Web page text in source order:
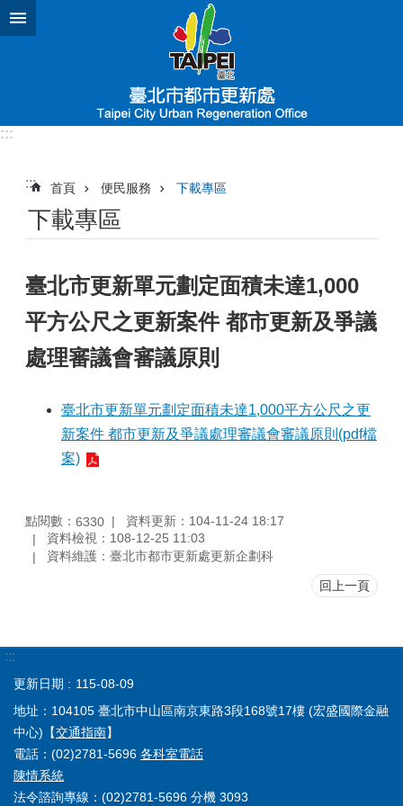
跳到主要內容區塊
:::
::: 首頁 便民服務 下載專區
下載專區
臺北市更新單元劃定面積未達1,000
平方公尺之更新案件 都市更新及爭議
處理審議會審議原則
臺北市更新單元劃定面積未達1,000平方公尺之更
新案件 都市更新及爭議處理審議會審議原則(pdf檔
案)
點閱數： 6330
資料更新：104-11-24 18:17
資料檢視：108-12-25 11:03
資料維護：臺北市都市更新處更新企劃科
回上一頁
:::
更新日期
115-08-09
地址：104105 臺北市中山區南京東路3段168號17樓 (宏盛國際金融
中心)【交通指南】
電話：(02)2781-5696 各科室電話
陳情系統
法令諮詢專線：(02)2781-5696 分機 3093